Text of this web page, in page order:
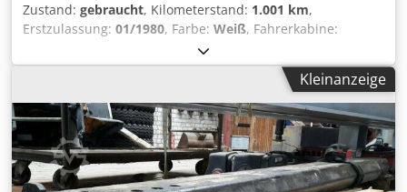
Zustand: gebraucht, Kilometerstand: 1.001 km,
Erstzulassung: 01/1980, Farbe: Weiß, Fahrerkabine:
Sonstige
Ausstattung:Kran, Seilwinde, Fahrzeugstandort:
Bovenden, faltbar, 2-Punkt Abstützung hydr., 1xhydr.
Ausschub, Seilwinde Crjdpjvcq N Njfx Al Sjf Aufbau:
Heckkran Hiab 650/1 mit Seilwinde Lastdiagramm: 1,7m-
3700kg, 5m-1250kg! ZUBEHÖRANGABEN OHNE GEWÄHR,
Änderungen, Zwischenverkauf und Irrtümer vorbehalten! -
.
Kleinanzeige